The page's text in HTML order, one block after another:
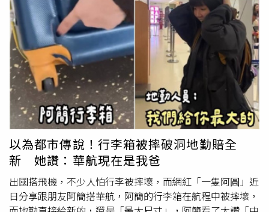
能，傳送內外螢幕的影像訊號，讓你看到畫面；它要傳輸觸
控訊號，讓你可以滑手機；它還要把電池的電力送到螢幕和
各個零件上，讓整支手機能正常運作。除此之外，這條排線
還要負責所有無線通訊功能。你的 Wi-Fi 訊號、藍牙連接、
手機網路，通通都要透過這條排線傳遞訊號才能運作。摺疊
機內的轉軸排線如果發生問題，要花上1.7萬進行維修。
（圖／廖梓翔攝）轉軸排線的故障寫到這，一些長年使用摺
疊機的讀者應該有注意到了，自己是否過去某台摺疊機會遇
到突然無法充電、螢幕無法亮起、5G訊號找不到、Wi-Fi訊
號找不到、自動關機等情況等情況，這種時候，高機率就是
轉軸排線發生問題。網路上Fold系列歷年的故障以下均扣除
掉轉軸、螢幕本身出問題的案例，僅鎖定在轉軸排線故障的
國際案例（台灣部分已經扣除）。2022年8月，有歐洲用戶
在「Fold3 wifi not turning on」討論串中描述Wi-Fi完全無
以為都市傳說！行李箱被摔破洞地勤賠全
新 她讚：華航現在是我爸
出國搭飛機，不少人怕行李被摔壞，而網紅「一隻阿圓」近
日分享跟朋友阿簡搭華航，阿簡的行李箱在航程中被摔壞，